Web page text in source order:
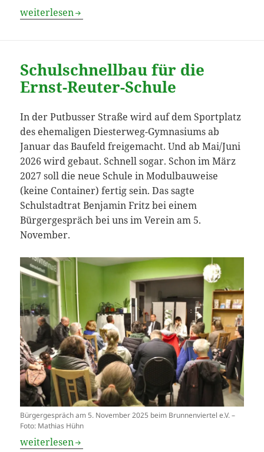
Feiert mit uns Kiezfest – am 6. Juni am Vinetaplatz!
weiterlesen
Schulschnellbau für die
Ernst-Reuter-Schule
In der Putbusser Straße wird auf dem Sportplatz
des ehemaligen Diesterweg-Gymnasiums ab
Januar das Baufeld freigemacht. Und ab Mai/Juni
2026 wird gebaut. Schnell sogar. Schon im März
2027 soll die neue Schule in Modulbauweise
(keine Container) fertig sein. Das sagte
Schulstadtrat Benjamin Fritz bei einem
Bürgergespräch bei uns im Verein am 5.
November.
Bürgergespräch am 5. November 2025 beim Brunnenviertel e.V. –
Foto: Mathias Hühn
Schulschnellbau für die Ernst-Reuter-Schule
weiterlesen